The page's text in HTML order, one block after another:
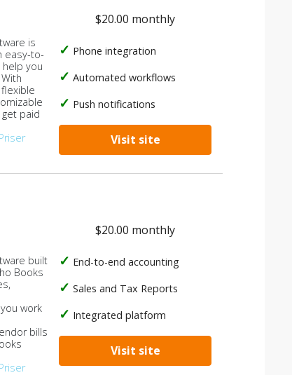
is
easy-to-
you
paid
Priser
$20.00 monthly
Phone integration
Automated workflows
Push notifications
Visit site
built
Books
work
bills
Priser
$20.00 monthly
End-to-end accounting
Sales and Tax Reports
Integrated platform
Visit site